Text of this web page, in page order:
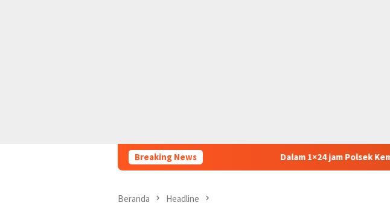
Breaking NewsDalam 1×24 jam Polsek Kembangan Ungkap Kasus
Beranda Headline